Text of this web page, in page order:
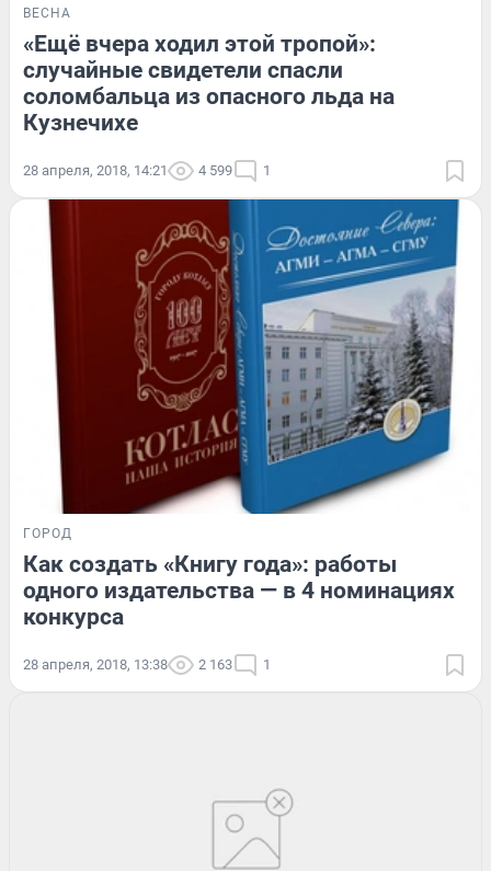
ВЕСНА
«Ещё вчера ходил этой тропой»:
случайные свидетели спасли
соломбальца из опасного льда на
Кузнечихе
28 апреля, 2018, 14:21 4 599 1
ГОРОД
Как создать «Книгу года»: работы
одного издательства — в 4 номинациях
конкурса
28 апреля, 2018, 13:38 2 163 1